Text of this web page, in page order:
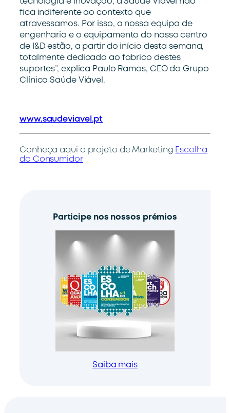
fica indiferente ao contexto que
atravessamos. Por isso, a nossa equipa de
engenharia e o equipamento do nosso centro
de I&D estão, a partir do início desta semana,
totalmente dedicado ao fabrico destes
suportes”, explica Paulo Ramos, CEO do Grupo
Clínico Saúde Viável.
www.saudeviavel.pt
Conheça aqui o projeto de Marketing Escolha
do Consumidor
Participe nos nossos prémios
Saiba mais